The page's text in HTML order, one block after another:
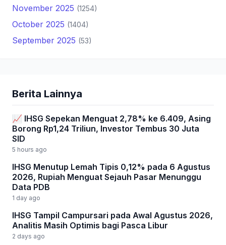
November 2025 (1254)
October 2025 (1404)
September 2025 (53)
Berita Lainnya
📈 IHSG Sepekan Menguat 2,78% ke 6.409, Asing
Borong Rp1,24 Triliun, Investor Tembus 30 Juta
SID
5 hours ago
IHSG Menutup Lemah Tipis 0,12% pada 6 Agustus
2026, Rupiah Menguat Sejauh Pasar Menunggu
Data PDB
1 day ago
IHSG Tampil Campursari pada Awal Agustus 2026,
Analitis Masih Optimis bagi Pasca Libur
2 days ago